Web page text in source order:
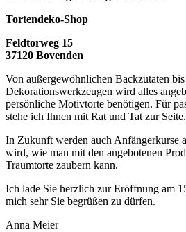
Tortendeko-Shop
Feldtorweg 15
37120 Bovenden
Von außergewöhnlichen Backzutaten
Dekorationswerkzeugen wird alles
persönliche Motivtorte benötigen. Für
stehe ich Ihnen mit Rat und Tat zur Seite.
In Zukunft werden auch Anfängerkurse
wird, wie man mit den angebotenen
Traumtorte zaubern kann.
Ich lade Sie herzlich zur Eröffnung am
mich sehr Sie begrüßen zu dürfen.
Anna Meier